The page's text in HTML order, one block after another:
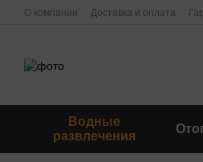
Перейти к основному контенту
О компании Доставка и оплата
Водные
развлечения